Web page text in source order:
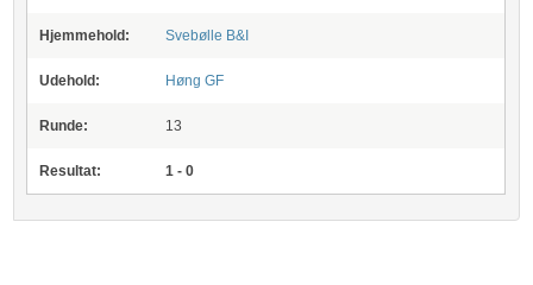
Hjemmehold: Svebølle B&I
Udehold: Høng GF
Runde: 13
Resultat: 1 - 0